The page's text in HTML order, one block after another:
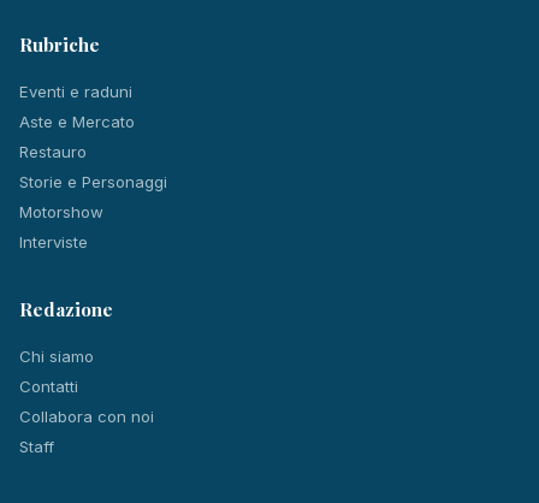
Rubriche
Eventi e raduni
Aste e Mercato
Restauro
Storie e Personaggi
Motorshow
Interviste
Redazione
Chi siamo
Contatti
Collabora con noi
Staff